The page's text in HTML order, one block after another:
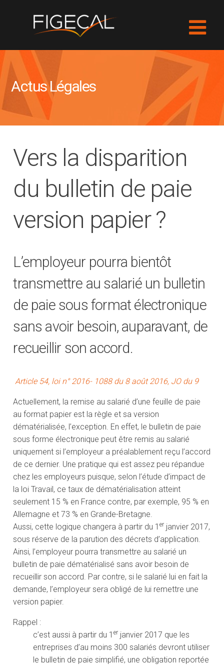
Actus Légales
Vers la disparition
du bulletin de paie
version papier ?
L’employeur pourra bientôt
transmettre au salarié un bulletin
de paie sous format électronique
sans avoir besoin, auparavant, de
recueillir son accord.
Article 54, loi n° 2016- 1088 du 8 août 2016, JO du 9
Actuellement, la remise au salarié d’une feuille de paie
au format papier est la règle et sa version
dématérialisée, l’exception. En effet, le bulletin de paie
sous forme électronique peut être remis au salarié
uniquement si l’employeur a préalablement reçu l’accord
de ce dernier. Une pratique qui est assez peu répandue
chez les employeurs puisque, selon l’étude d’impact de
la loi Travail, ce taux de dématérialisation atteint
seulement 15 % en France contre, par exemple, 95 % en
Allemagne et 73 % en Grande-Bretagne.
Aussi, cette logique changera à partir du 1er janvier 2017,
sous réserve de la parution des décrets d’application.
Ainsi, l’employeur pourra transmettre au salarié un
bulletin de paie dématérialisé sans avoir besoin de
recueillir son accord. Par contre, si le salarié lui en fait la
demande, l’employeur sera obligé de lui remettre une
version papier.
Rappel :
c’est aussi à partir du 1er janvier 2017 que les
entreprises d’au moins 300 salariés devront utiliser
le bulletin de paie simplifié, une obligation reportée